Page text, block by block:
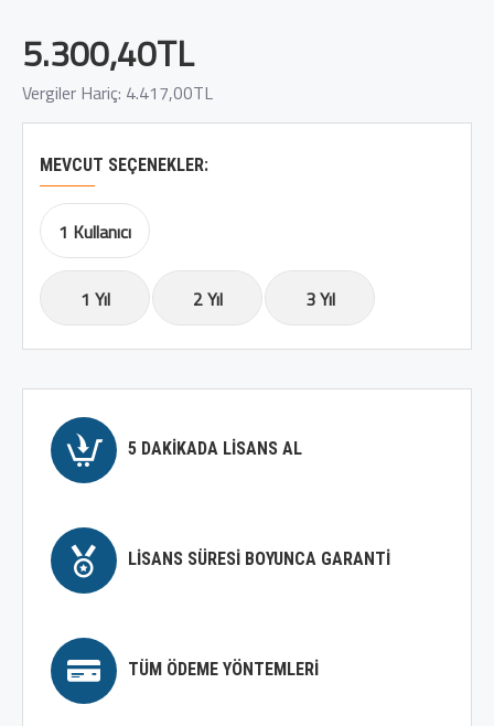
5.300,40TL
Vergiler Hariç: 4.417,00TL
MEVCUT SEÇENEKLER:
1 Kullanıcı
1 Yıl 2 Yıl 3 Yıl
5 DAKIKADA LISANS AL
LISANS SÜRESI BOYUNCA GARANTI
TÜM ÖDEME YÖNTEMLERI